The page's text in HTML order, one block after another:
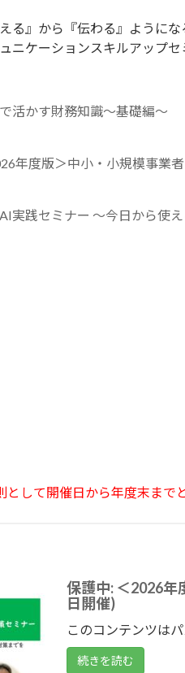
える』から『伝わる』ようにな
ニケーションスキルアップセ
活かす財務知識～基礎編～
年度版＞中小・小規模事業
実践セミナー ～今日から使
して開催日から年度末まで
保護中: ＜2026
日開催)
このコンテンツは
続きを読む